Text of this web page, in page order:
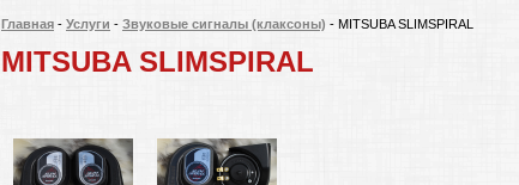
Главная - Услуги - Звуковые сигналы (клаксоны) - MITSUBA SLIMSPIRAL
MITSUBA SLIMSPIRAL